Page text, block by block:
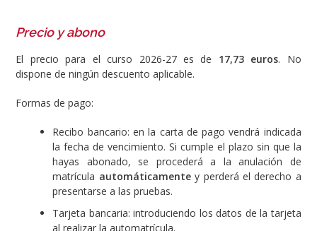
Precio y abono
El precio para el curso 2026-27 es de 17,73 euros. No
dispone de ningún descuento aplicable.
Formas de pago:
Recibo bancario: en la carta de pago vendrá indicada
la fecha de vencimiento. Si cumple el plazo sin que la
hayas abonado, se procederá a la anulación de
matrícula automáticamentey perderá el derecho a
presentarse a las pruebas.
Tarjeta bancaria: introduciendo los datos de la tarjeta
al realizar la automatrícula.